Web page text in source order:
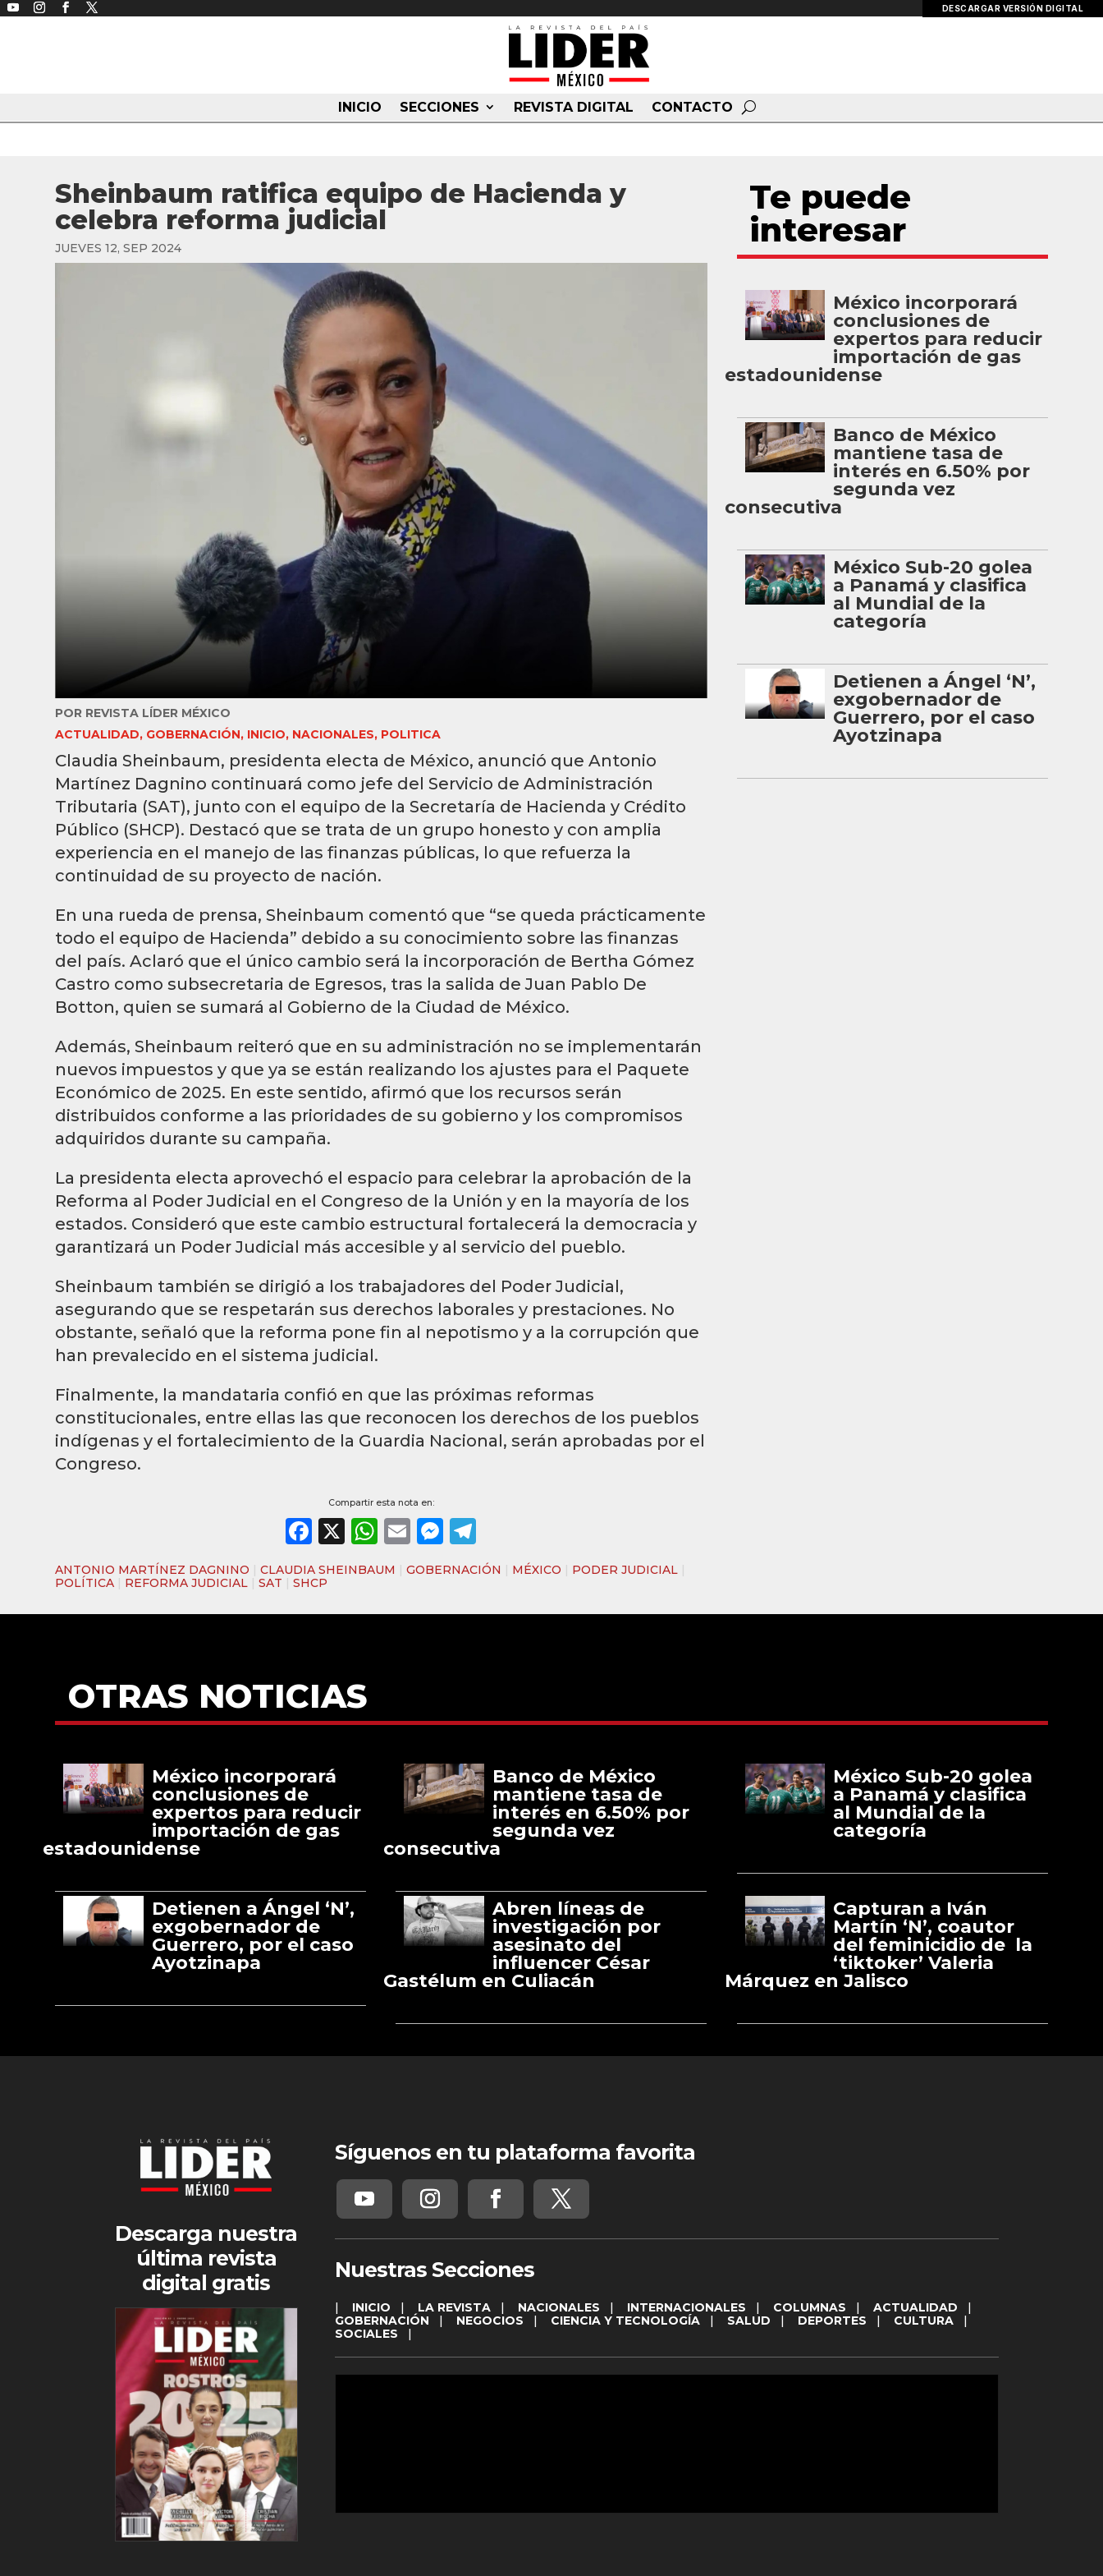
INICIO SECCIONES REVISTA DIGITAL CONTACTO
DESCARGAR VERSIÓN DIGITAL
Sheinbaum ratifica equipo de Hacienda y
celebra reforma judicial
JUEVES 12, SEP 2024
POR REVISTA LÍDER MÉXICO
ACTUALIDAD, GOBERNACIÓN, INICIO, NACIONALES, POLITICA
Claudia Sheinbaum, presidenta electa de México, anunció que Antonio
Martínez Dagnino continuará como jefe del Servicio de Administración
Tributaria (SAT), junto con el equipo de la Secretaría de Hacienda y Crédito
Público (SHCP). Destacó que se trata de un grupo honesto y con amplia
experiencia en el manejo de las finanzas públicas, lo que refuerza la
continuidad de su proyecto de nación.
En una rueda de prensa, Sheinbaum comentó que “se queda prácticamente
todo el equipo de Hacienda” debido a su conocimiento sobre las finanzas
del país. Aclaró que el único cambio será la incorporación de Bertha Gómez
Castro como subsecretaria de Egresos, tras la salida de Juan Pablo De
Botton, quien se sumará al Gobierno de la Ciudad de México.
Además, Sheinbaum reiteró que en su administración no se implementarán
nuevos impuestos y que ya se están realizando los ajustes para el Paquete
Económico de 2025. En este sentido, afirmó que los recursos serán
distribuidos conforme a las prioridades de su gobierno y los compromisos
adquiridos durante su campaña.
La presidenta electa aprovechó el espacio para celebrar la aprobación de la
Reforma al Poder Judicial en el Congreso de la Unión y en la mayoría de los
estados. Consideró que este cambio estructural fortalecerá la democracia y
garantizará un Poder Judicial más accesible y al servicio del pueblo.
Sheinbaum también se dirigió a los trabajadores del Poder Judicial,
asegurando que se respetarán sus derechos laborales y prestaciones. No
obstante, señaló que la reforma pone fin al nepotismo y a la corrupción que
han prevalecido en el sistema judicial.
Finalmente, la mandataria confió en que las próximas reformas
constitucionales, entre ellas las que reconocen los derechos de los pueblos
indígenas y el fortalecimiento de la Guardia Nacional, serán aprobadas por el
Congreso.
Compartir esta nota en:
Facebook
X WhatsApp
EmailMessenger
ANTONIO MARTÍNEZ DAGNINO |CLAUDIA SHEINBAUM |GOBERNACIÓN | MÉXICO | PODER JUDICIAL |
POLÍTICA | REFORMA JUDICIAL |SAT |SHCP
Te puede
interesar
México incorporará
conclusiones de
expertos para reducir
importación de gas
estadounidense
Banco de México
mantiene tasa de
interés en 6.50% por
segunda vez
consecutiva
México Sub-20 golea
a Panamá y clasifica
al Mundial de la
categoría
Detienen a Ángel ‘N’,
exgobernador de
Guerrero, por el caso
Ayotzinapa
OTRAS NOTICIAS
México incorporará
conclusiones de
expertos para reducir
importación de gas
estadounidense
Banco de México
mantiene tasa de
interés en 6.50% por
segunda vez
consecutiva
México Sub-20 golea
a Panamá y clasifica
al Mundial de la
categoría
Detienen a Ángel ‘N’,
exgobernador de
Guerrero, por el caso
Ayotzinapa
Abren líneas de
investigación por
asesinato del
influencer César
Gastélum en Culiacán
Capturan a Iván
Martín ‘N’, coautor
del feminicidio de la
‘tiktoker’ Valeria
Márquez en Jalisco
Descarga nuestra
última revista
digital gratis
Síguenos en tu plataforma favorita
Nuestras Secciones
| INICIO | LA REVISTA| NACIONALES | INTERNACIONALES | COLUMNAS | ACTUALIDAD |
GOBERNACIÓN | NEGOCIOS | CIENCIA Y TECNOLOGÍA| SALUD | DEPORTES | CULTURA|
SOCIALES |